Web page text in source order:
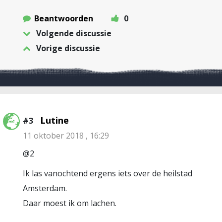
Beantwoorden
0
Volgende discussie
Vorige discussie
#3 Lutine
11 oktober 2018 , 16:29
@2
Ik las vanochtend ergens iets over de heilstad
Amsterdam.
Daar moest ik om lachen.